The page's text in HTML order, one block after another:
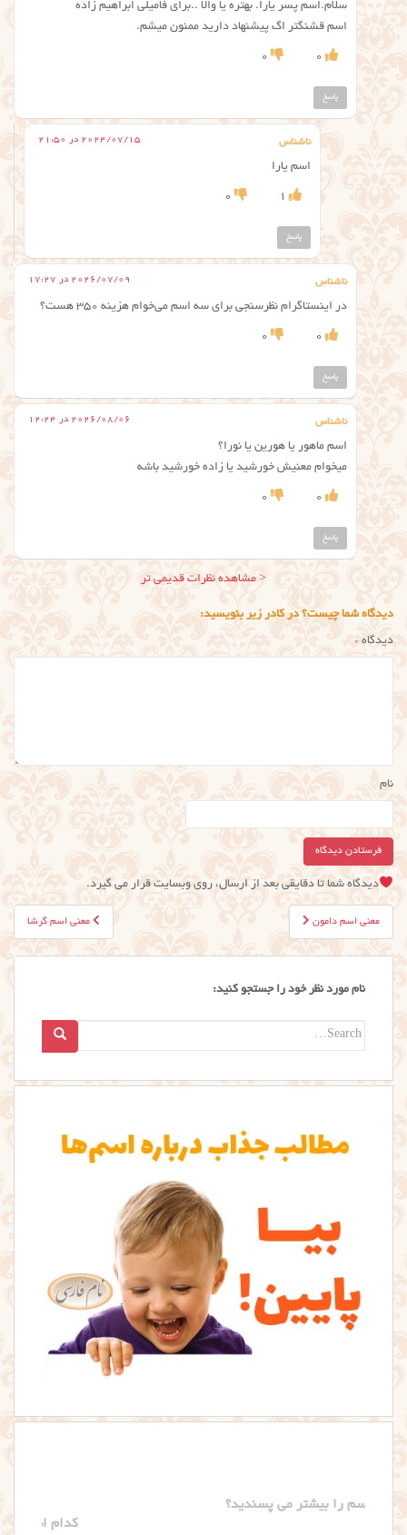
سلام.اسم پسر یارا. بهتره یا والا ..برای فامیلی ابراهیم زاده
اسم قشنگتر اگ پیشنهاد دارید ممنون میشم.
0
0
پاسخ
ناشناس 2024/07/15 در 21:50
اسم یارا
1
0
پاسخ
ناشناس 2026/07/09 در 17:27
در اینستاگرام نظرسنجی برای سه اسم می‌خوام هزینه ۳۵۰ هست؟
0
0
پاسخ
ناشناس 2026/08/06 در 12:24
اسم ماهور یا هورین یا نورا؟
میخوام معنیش خورشید یا زاده خورشید باشه
0
0
پاسخ
ناوبری
نظر
< مشاهده نظرات قدیمی تر
دیدگاه شما چیست؟ در کادر زیر بنویسید:
دیدگاه *
نام
دیدگاه شما تا دقایقی بعد از ارسال، روی وبسایت قرار می گیرد.
راهبری
نوشته
معنی اسم گرشا معنی اسم دامون
نام مورد نظر خود را جستجو کنید:
Search